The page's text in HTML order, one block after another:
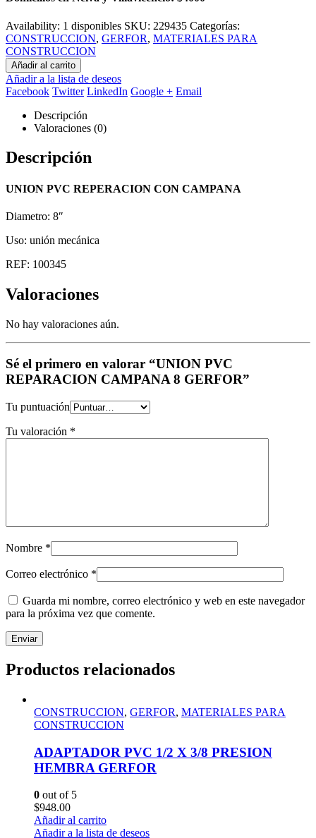
Availability: 1 disponibles SKU: 229435 Categorías:
CONSTRUCCION, GERFOR, MATERIALES PARA
CONSTRUCCION
Añadir al carrito
Añadir a la lista de deseos
Facebook Twitter LinkedIn Google + Email
Descripción
Valoraciones (0)
Descripción
UNION PVC REPERACION CON CAMPANA
Diametro: 8″
Uso: unión mecánica
REF: 100345
Valoraciones
No hay valoraciones aún.
Sé el primero en valorar “UNION PVC
REPARACION CAMPANA 8 GERFOR”
Tu puntuación
Tu valoración *
Nombre *
Correo electrónico *
Guarda mi nombre, correo electrónico y web en este navegador
para la próxima vez que comente.
Productos relacionados
CONSTRUCCION, GERFOR, MATERIALES PARA
CONSTRUCCION
ADAPTADOR PVC 1/2 X 3/8 PRESION
HEMBRA GERFOR
0 out of 5
$948.00
Añadir al carrito
Añadir a la lista de deseos